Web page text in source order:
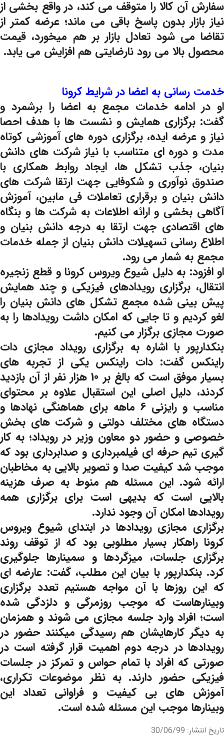
سفارش آن کالا را متوقف می کند، در واقع بخشی از
نیاز بازار بدون پاسخ باقی می ماند؛ عرضه کمتر از
تقاضا می شود تعادل بازار بر هم میخورد، قیمت
محصول بالا می رود نارضایتی هم افزایش می یابد.
خدمت رسانی به اعضا در شرایط کرونا
او در ادامه خدمات مجمع به اعضا را برشمرد و
گفت: برگزاری همایش و نشست ها با هدف احصا
نیاز و عرضه ایده، برگزاری دوره های آموزشی کوتاه
مدت و دوره ای متناسب با نیاز شرکت های دانش
بنیان، جذب تشکل ها، ایجاد روابط همکاری با
صندوق نوآوری و شکوفایی جهت ارتقا شرکت های
دانش بنیان و برقراری تعاملات فی مابین، آموزش
آگاهی بخشی و ارائه اطلاعات به شرکت ها و بنگاه
های اقتصادی جهت ارتقا به درجه دانش بنیان و
اطلاع رسانی تسهیلات دانش بنیان از جمله خدمات
مجمع به شمار می رود.
او افزود: به دلیل شیوع ویروس کرونا و قطع زنجیره
انتقال، برگزاری رویدادهای فیزیکی و چند همایش
پیش بینی شده مجمع تشکل های دانش بنیان را
لغو کردیم و تا جایی که امکان داشت رویدادها را به
صورت مجازی برگزار می کنیم.
بنکدارپور با اشاره به برگزاری رویداد مجازی دات
راینکس گفت: دات راینکس یکی از تجربه های
بسیار موفق است که بالغ بر 10 هزار نفر از آن بازدید
کردند، دلیل اصلی این استقبال علاوه بر محتوای
مناسب و رایزنی 6 ماهه برای هماهنگی نهادها و
دستگاه های مختلف دولتی و شرکت های بخش
خصوصی و حضور دو معاون وزیر در رویداد؛ به کار
گیری تیم حرفه ای فیلمبرداری و صدابرداری بود که
موجب شد کیفیت صدا و تصویر بالایی به مخاطبان
ارائه شود. این مسئله هم منوط به صرف هزینه
بالایی است که بدیهی است برای برگزاری همه
رویدادها امکان آن وجود ندارد.
برگزاری مجازی رویدادها در ابتدای شیوع ویروس
کرونا راهکار بسیار مطلوبی بود که از توقف روند
برگزاری جلسات، میزگردها و سمینارها جلوگیری
کرد. بنکدارپور با بیان این مطلب، گفت: عارضه ای
که این روزها با آن مواجه هستیم تعدد برگزاری
وبینارهاست که موجب روزمرگی و دلزدگی شده
است؛ افراد وارد جلسه مجازی می شوند و همزمان
به دیگر کارهایشان هم رسیدگی میکنند حضور در
رویدادها در درجه دوم اهمیت قرار گرفته است در
صورتی که افراد با تمام حواس و تمرکز در جلسات
فیزیکی حضور دارند. به نظر موضوعات تکراری،
آموزش های بی کیفیت و فراوانی تعداد این
وبینارها موجب این مسئله شده است.
تاریخ انتشار: 30/06/99